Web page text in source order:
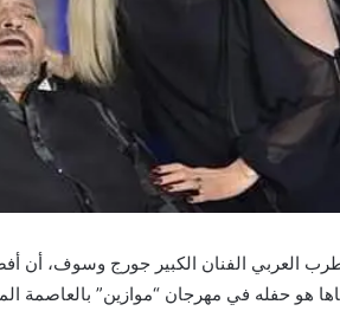
العربي الفنان الكبير جورج وسوف، أن
هو حفله في مهرجان “موازين” بالعاصمة